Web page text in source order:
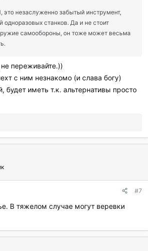
это незаслуженно забытый инструмент,
одноразовых станков. Да и не стоит
самообороны, он тоже может весьма
переживайте.))
с ним незнакомо (и слава богу)
иметь т.к. альтернативы просто
#7
В тяжелом случае могут веревки